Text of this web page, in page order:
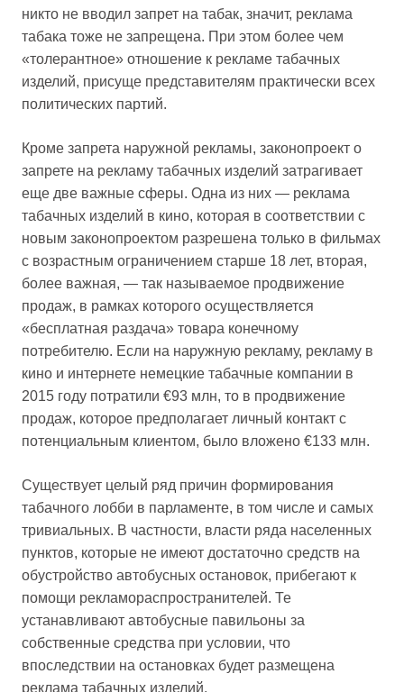
никто не вводил запрет на табак, значит, реклама
табака тоже не запрещена. При этом более чем
«толерантное» отношение к рекламе табачных
изделий, присуще представителям практически всех
политических партий.
Кроме запрета наружной рекламы, законопроект о
запрете на рекламу табачных изделий затрагивает
еще две важные сферы. Одна из них — реклама
табачных изделий в кино, которая в соответствии с
новым законопроектом разрешена только в фильмах
с возрастным ограничением старше 18 лет, вторая,
более важная, — так называемое продвижение
продаж, в рамках которого осуществляется
«бесплатная раздача» товара конечному
потребителю. Если на наружную рекламу, рекламу в
кино и интернете немецкие табачные компании в
2015 году потратили €93 млн, то в продвижение
продаж, которое предполагает личный контакт с
потенциальным клиентом, было вложено €133 млн.
Существует целый ряд причин формирования
табачного лобби в парламенте, в том числе и самых
тривиальных. В частности, власти ряда населенных
пунктов, которые не имеют достаточно средств на
обустройство автобусных остановок, прибегают к
помощи рекламораспространителей. Те
устанавливают автобусные павильоны за
собственные средства при условии, что
впоследствии на остановках будет размещена
реклама табачных изделий.